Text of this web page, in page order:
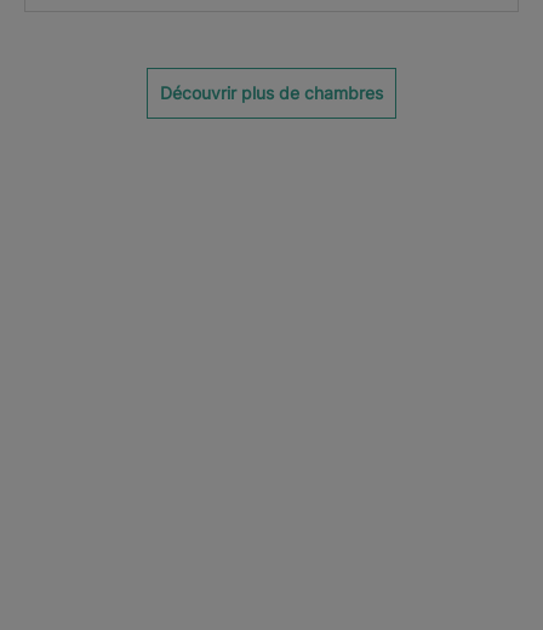
Découvrir plus de chambres